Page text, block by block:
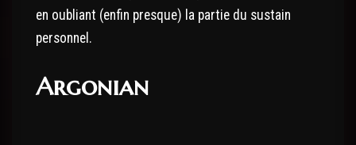
en oubliant (enfin presque) la partie du sustain
personnel.
Argonian